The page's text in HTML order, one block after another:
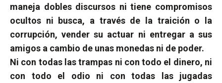
maneja dobles discursos ni tiene compromisos
ocultos ni busca, a través de la traición o la
corrupción, vender su actuar ni entregar a sus
amigos a cambio de unas monedas ni de poder.
Ni con todas las trampas ni con todo el dinero, ni
con todo el odio ni con todas las jugadas